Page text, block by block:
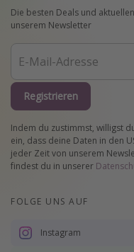
Die besten Deals und
unserem Newsletter
Registrieren
Indem du zustimmst, willigst
ein, dass deine Daten in den
jeder Zeit von unserem
findest du in unserer
FOLGE UNS AUF
Instagram